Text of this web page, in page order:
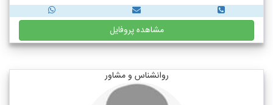
مشاهده پروفایل
روانشناس و مشاور